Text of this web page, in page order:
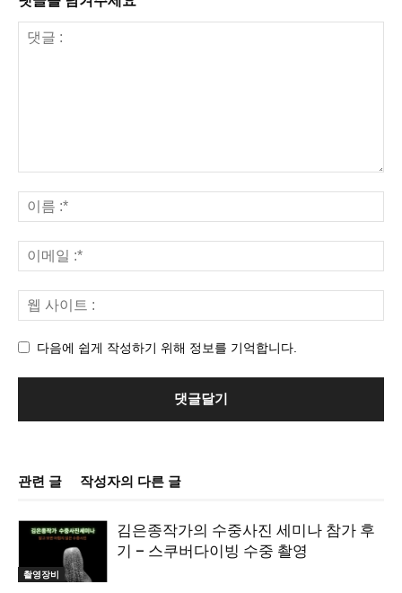
다음에 쉽게 작성하기 위해 정보를 기억합니다.
관련 글 작성자의 다른 글
촬영장비
김은종작가의 수중사진 세미나 참가 후
기 – 스쿠버다이빙 수중 촬영